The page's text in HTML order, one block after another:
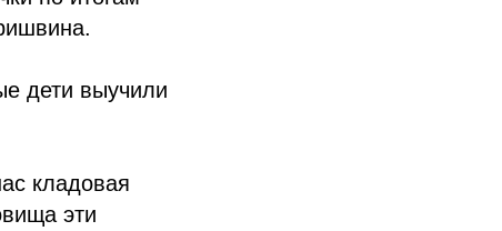
дети выучили
кладовая
эти